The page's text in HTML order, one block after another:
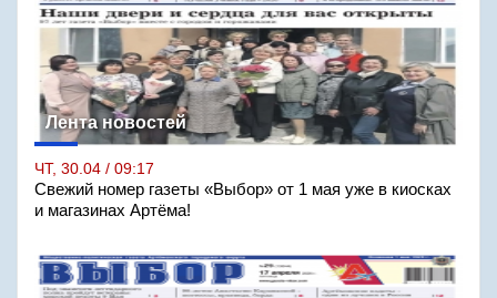
Лента новостей
ЧТ, 30.04 / 09:17
Свежий номер газеты «Выбор» от 1 мая уже в киосках
и магазинах Артёма!